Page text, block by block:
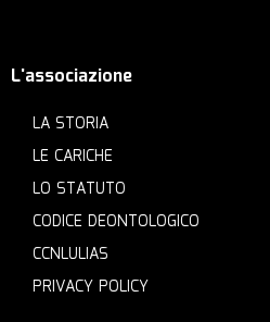
L'associazione
LA STORIA
LE CARICHE
LO STATUTO
CODICE DEONTOLOGICO
CCNLULIAS
PRIVACY POLICY